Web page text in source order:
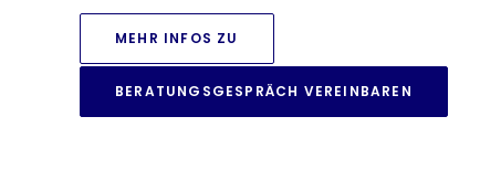
MEHR INFOS ZU
BERATUNGSGESPRÄCH VEREINBAREN